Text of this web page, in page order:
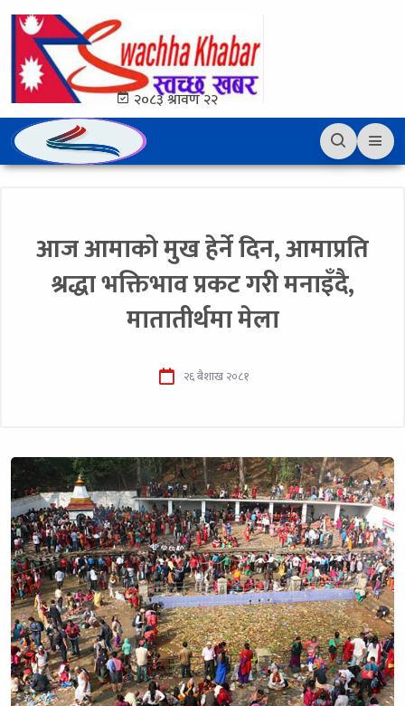
२०८३ श्रावण २२
आज आमाको मुख हेर्ने दिन, आमाप्रति
श्रद्धा भक्तिभाव प्रकट गरी मनाइँदै,
मातातीर्थमा मेला
२६ बैशाख २०८१